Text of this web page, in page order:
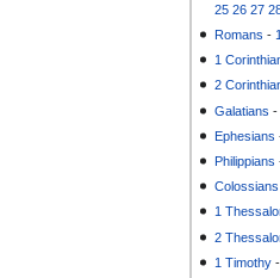
25 26 27
Romans -
1
2
Galatians
Ephesians
Philippians
Colossians
1
2
1 Timothy